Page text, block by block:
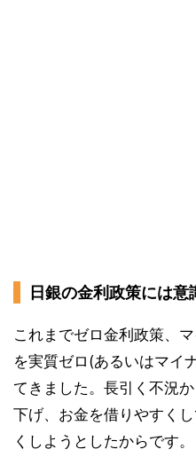
日銀の金利政策には意
これまでゼロ金利政策、
を実質ゼロ(あるいはマイ
てきました。長引く不況
下げ、お金を借りやすく
くしようとしたからです。